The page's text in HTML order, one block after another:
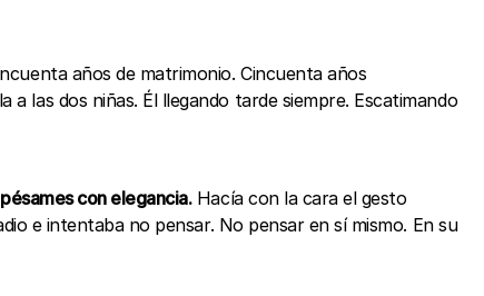
años de matrimonio. Cincuenta años
las dos niñas. Él llegando tarde siempre. Escatimando
con elegancia.Hacía con la cara el gesto
e intentaba no pensar. No pensar en sí mismo. En su